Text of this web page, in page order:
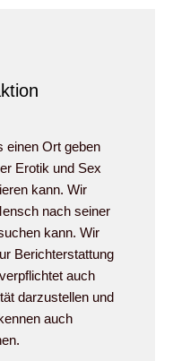
einen Ort geben
Erotik und Sex
kann. Wir
nach seiner
kann. Wir
Berichterstattung
auch
darzustellen und
auch